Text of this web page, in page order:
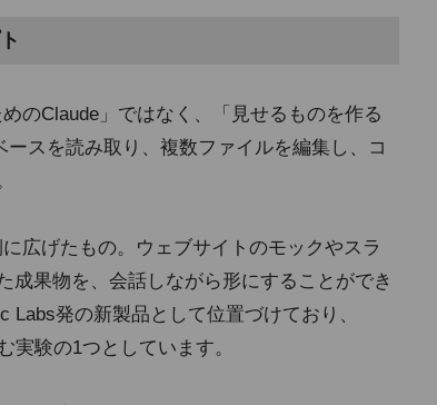
のClaude」ではなく、「見せるものを作る
スを読み取り、複数ファイルを編集し、コ
広げたもの。ウェブサイトのモックやスラ
成果物を、会話しながら形にすることができ
Labs発の新製品として位置づけており、
実験の1つとしています。